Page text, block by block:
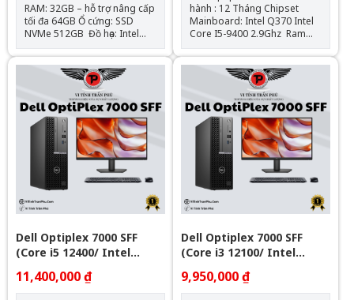
RAM: 32GB – hỗ trợ nâng cấp
tối đa 64GB Ổ cứng: SSD
NVMe 512GB Đồ họa: Intel
UHD Graphics 630 (onboard)
Mainboard: Dell OEM –
Chipset H470 Cổng kết nối:
HDMI, VGA, 4x USB 3.0, 4x
USB 2.0, LAN Gigabit, Audio
combo Nguồn: Công suất
thực Hệ điều hành: Windows
11Pro Bản Stick OEM (1key/ 1
máy)
hành : 12 Tháng Chipset
Mainboard: Intel Q370 Intel
Core I5-9400 2.9Ghz Ram
: 8GB DDR4 - 2133Mhz SSD
: 120GB VGA: Đồ họa HD
Intel® 630 Hệ điều hành:
Chưa Bao Gồm
Dell Optiplex 7000 SFF
(Core i5 12400/ Intel
Q670/ 8GB/ 256GB SSD)
11,400,000 ₫
Dell Optiplex 7000 SFF
(Core i3 12100/ Intel
Q670/ 8GB/ 256GB SSD)
9,950,000 ₫